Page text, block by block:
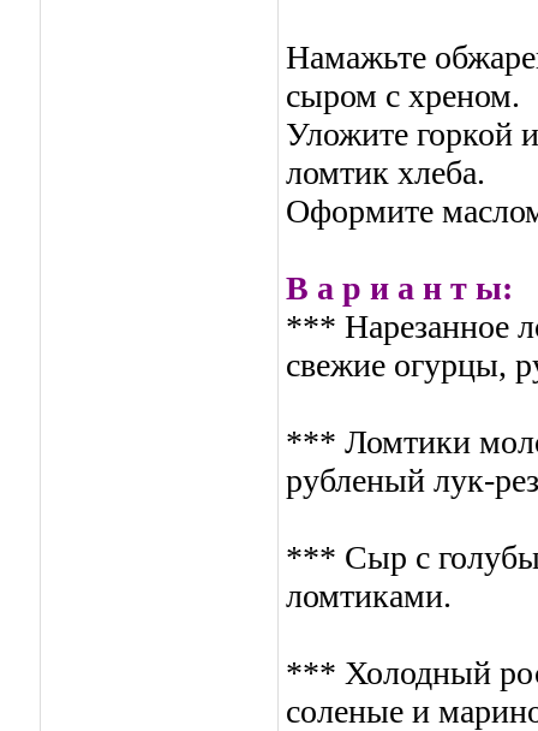
Намажьте
сыром с хреном.
Уложите горкой
ломтик хлеба.
Оформите
В а р и а н т ы:
*** Нарезанное
свежие огурцы,
*** Ломтики
рубленый лук-
*** Сыр с
ломтиками.
*** Холодный
соленые и